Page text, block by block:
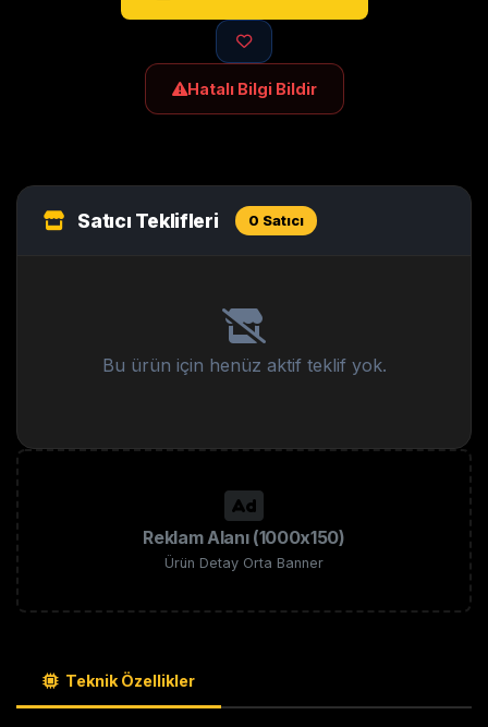
Hatalı Bilgi Bildir
Satıcı Teklifleri 0 Satıcı
Bu ürün için henüz aktif teklif yok.
Reklam Alanı (1000x150)
Ürün Detay Orta Banner
Teknik Özellikler